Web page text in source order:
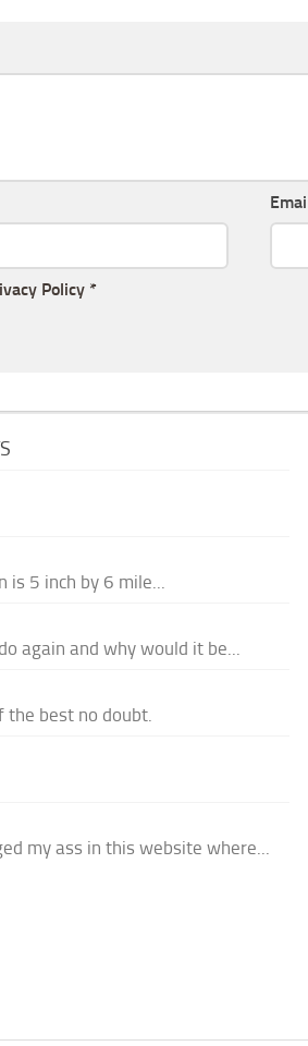
Policy *
is 5 inch by 6 mile...
again and why would it be...
the best no doubt.
my ass in this website where...